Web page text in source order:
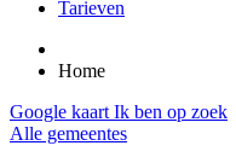
Tarieven
Home
Google kaart Ik ben op zoek
Alle gemeentes